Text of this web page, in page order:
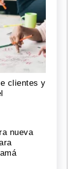
clientes y
nueva